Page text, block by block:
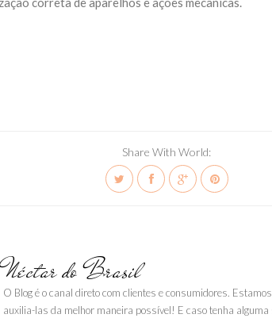
Share With World:
Néctar do Brasil
O Blog é o canal direto com clientes e consumidores.
auxilia-las da melhor maneira possível! E caso tenha